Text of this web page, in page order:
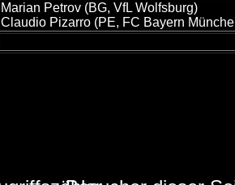
Marian Petrov (BG, VfL Wolfsburg)
Claudio Pizarro (PE, FC Bayern